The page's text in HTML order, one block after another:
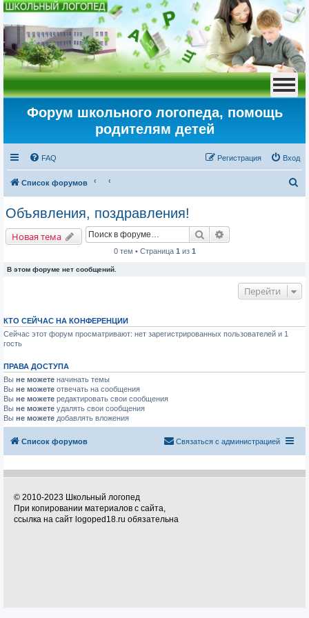
Форум школьного логопеда, помощь
родителям детей
FAQ Вход
Регистрация
Список форумов
о
Объявления, поздравления!
Новая тема Поиск
0 тем • Страница 1 из 1
В этом форуме нет сообщений.
Перейти
КТО СЕЙЧАС НА КОНФЕРЕНЦИИ
Сейчас этот форум просматривают: нет зарегистрированных пользователей и 1
гость
ПРАВА ДОСТУПА
Вы не можете начинать темы
Вы не можете отвечать на сообщения
Вы не можете редактировать свои сообщения
Вы не можете удалять свои сообщения
Вы не можете добавлять вложения
Список форумов Связаться с администрацией
© 2010-2023 Школьный логопед
При копировании материалов с сайта,
ссылка на сайт logoped18.ru обязательна